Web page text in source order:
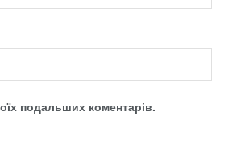
подальших коментарів.